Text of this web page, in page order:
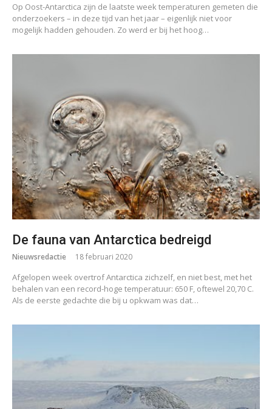
Op Oost-Antarctica zijn de laatste week temperaturen gemeten die
onderzoekers – in deze tijd van het jaar – eigenlijk niet voor
mogelijk hadden gehouden. Zo werd er bij het hoog…
De fauna van Antarctica bedreigd
Nieuwsredactie 18 februari 2020
Afgelopen week overtrof Antarctica zichzelf, en niet best, met het
behalen van een record-hoge temperatuur: 650 F, oftewel 20,70 C.
Als de eerste gedachte die bij u opkwam was dat…